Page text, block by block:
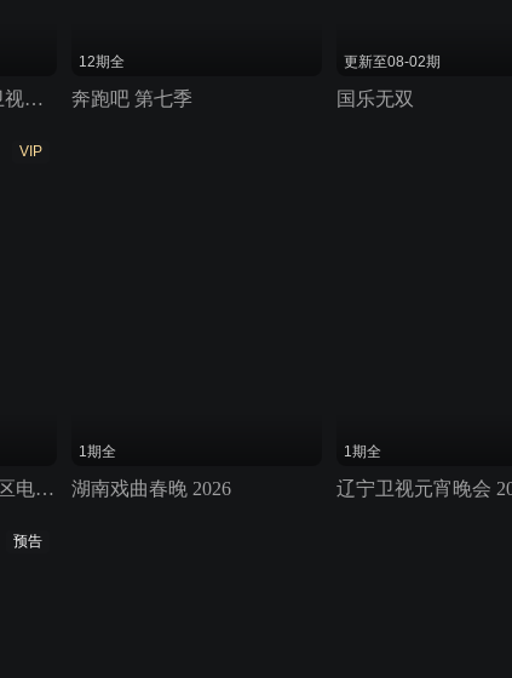
龙凤呈祥中国年·湖北卫视春晚 2024
12期全
奔跑吧 第七季
更新至08-02期
国乐无双
VIP
“湾区升明月”2024大湾区电影音乐晚会
1期全
湖南戏曲春晚 2026
1期全
辽宁卫视元宵晚会
预告